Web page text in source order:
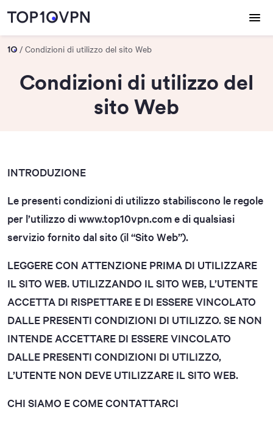
Condizioni di utilizzo del sito Web
Condizioni di utilizzo del
sito Web
INTRODUZIONE
Le presenti condizioni di utilizzo stabiliscono le regole
per l’utilizzo di www.top10vpn.com e di qualsiasi
servizio fornito dal sito (il “Sito Web”).
LEGGERE CON ATTENZIONE PRIMA DI UTILIZZARE
IL SITO WEB. UTILIZZANDO IL SITO WEB, L’UTENTE
ACCETTA DI RISPETTARE E DI ESSERE VINCOLATO
DALLE PRESENTI CONDIZIONI DI UTILIZZO. SE NON
INTENDE ACCETTARE DI ESSERE VINCOLATO
DALLE PRESENTI CONDIZIONI DI UTILIZZO,
L’UTENTE NON DEVE UTILIZZARE IL SITO WEB.
CHI SIAMO E COME CONTATTARCI